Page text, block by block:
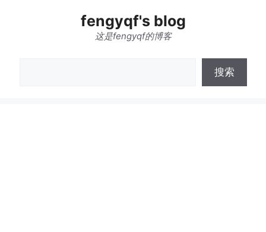
fengyqf's blog
这是fengyqf的博客
搜索